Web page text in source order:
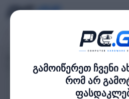
გამოიწერეთ ჩვენი
რომ არ
Sony WH-CH520 wireless headphones